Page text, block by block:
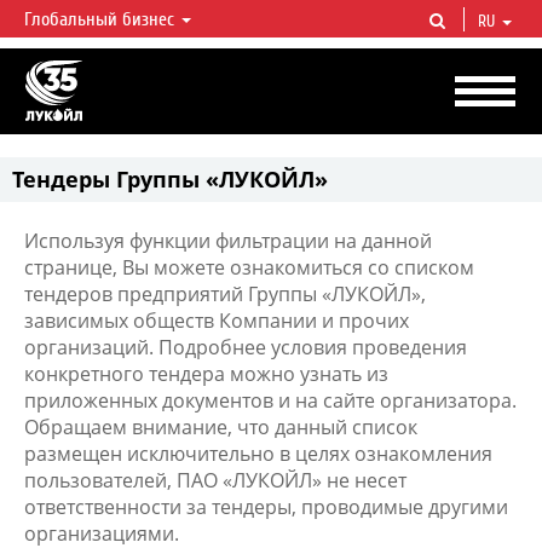
ЛУКОЙЛ СЕГОДНЯ
ЛУКОЙЛ — одна из крупнейших вертикально интегрированных
нефтегазовых компаний в мире, на долю которой приходится более 2%
мировой добычи нефти и около 1% доказанных запасов углеводородов.
Глобальный бизнес RU
Тендеры Группы «ЛУКОЙЛ»
Используя функции фильтрации на данной
странице, Вы можете ознакомиться со списком
тендеров предприятий Группы «ЛУКОЙЛ»,
зависимых обществ Компании и прочих
организаций. Подробнее условия проведения
конкретного тендера можно узнать из
приложенных документов и на сайте организатора.
Обращаем внимание, что данный список
размещен исключительно в целях ознакомления
пользователей, ПАО «ЛУКОЙЛ» не несет
ответственности за тендеры, проводимые другими
организациями.